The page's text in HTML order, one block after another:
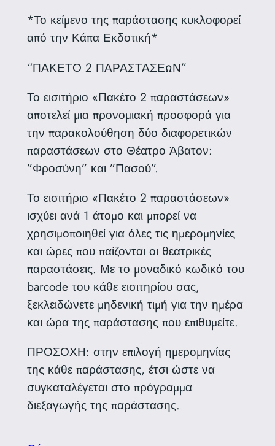
*Το κείμενο της παράστασης κυκλοφορεί
από την Κάπα Εκδοτική*
“ΠΑΚΕΤΟ 2 ΠΑΡΑΣΤΑΣΕΩΝ”
Το εισιτήριο «Πακέτο 2 παραστάσεων»
αποτελεί μια προνομιακή προσφορά για
την παρακολούθηση δύο διαφορετικών
παραστάσεων στο Θέατρο Άβατον:
”Φροσύνη” και ”Πασού”.
Το εισιτήριο «Πακέτο 2 παραστάσεων»
ισχύει ανά 1 άτομο και μπορεί να
χρησιμοποιηθεί για όλες τις ημερομηνίες
και ώρες που παίζονται οι θεατρικές
παραστάσεις. Με το μοναδικό κωδικό του
barcode του κάθε εισιτηρίου σας,
ξεκλειδώνετε μηδενική τιμή για την ημέρα
και ώρα της παράστασης που επιθυμείτε.
ΠΡΟΣΟΧΗ: στην επιλογή ημερομηνίας
της κάθε παράστασης, έτσι ώστε να
συγκαταλέγεται στο πρόγραμμα
διεξαγωγής της παράστασης.